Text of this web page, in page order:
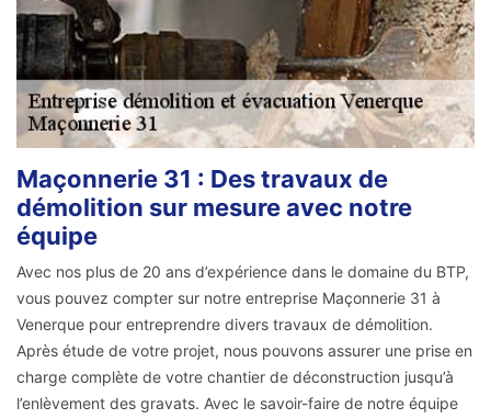
Maçonnerie 31 : Des travaux de
démolition sur mesure avec notre
équipe
Avec nos plus de 20 ans d’expérience dans le domaine du BTP,
vous pouvez compter sur notre entreprise Maçonnerie 31 à
Venerque pour entreprendre divers travaux de démolition.
Après étude de votre projet, nous pouvons assurer une prise en
charge complète de votre chantier de déconstruction jusqu’à
l’enlèvement des gravats. Avec le savoir-faire de notre équipe